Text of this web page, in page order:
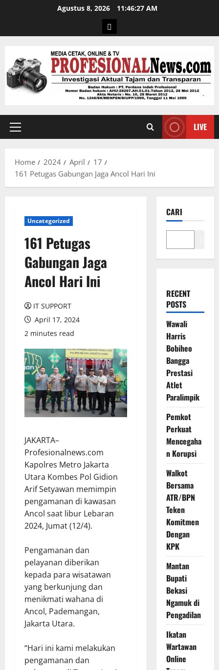
Agustus 8, 2026 11:46:27 AM
LIVE
Home 2024 April
17
161 Petugas Gabungan Jaga Ancol Hari Ini
Uncategorized
161 Petugas
Gabungan Jaga
Ancol Hari Ini
IT SUPPORT
April 17, 2024
2 minutes read
JAKARTA–
Profesionalnews.com
Kapolres Metro Jakarta
Utara Kombes Pol Gidion
Arif Setyawan memimpin
pengamanan di kawasan
Ancol saat libur Lebaran
2024, Jumat (12/4).
Pengamanan dan
pelayanan diberikan
kepada para wisatawan
yang berkunjung dan
menikmati wahana di
Ancol, Pademangan,
Jakarta Utara.
“Hari ini kami melakukan
pengamanan dan
CARI
RECENT
POSTS
Wawali
Harris
Bobiheo
Bangga
Prestasi
Atlet
Paralimpik
Pemkot
Perkuat
Mencegaha
n Korupsi
Walkot
Bersama
ATR/BPN
Teken
Komitmen
Dengan
KPK
Mantan
Bupati
Bekasi
Ngamuk di
Pengadilan
Ikatan
Wartawan
Online